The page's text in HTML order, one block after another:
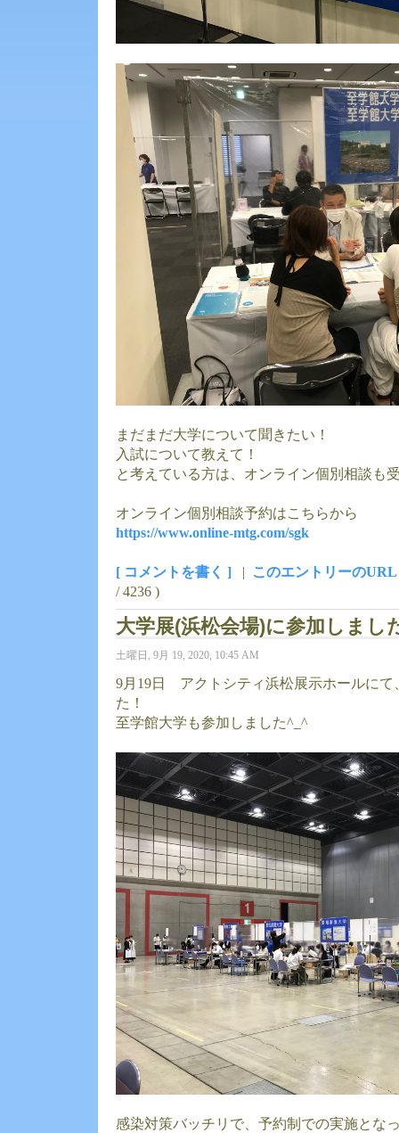
まだまだ大学について聞きたい！
入試について教えて！
と考えている方は、オンライン個別相談も
オンライン個別相談予約はこちらから
https://www.online-mtg.com/sgk
[ コメントを書く ] | このエントリーのURL
/ 4236 )
大学展(浜松会場)に参加しまし
土曜日, 9月 19, 2020, 10:45 AM
9月19日 アクトシティ浜松展示ホールにて
た！
至学館大学も参加しました^_^
感染対策バッチリで、予約制での実施とな